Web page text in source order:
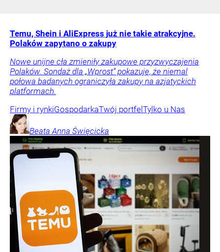
Temu, Shein i AliExpress już nie takie atrakcyjne.
Polaków zapytano o zakupy
Nowe unijne cła zmieniły zakupowe przyzwyczajenia
Polaków. Sondaż dla „Wprost” pokazuje, że niemal
połowa badanych ograniczyła zakupy na azjatyckich
platformach.
Firmy i rynkiGospodarkaTwój portfelTylko u Nas
Beata Anna Święcicka